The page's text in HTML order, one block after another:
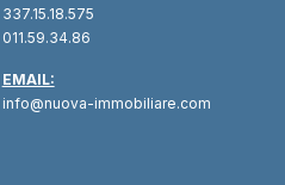
337.15.18.575
011.59.34.86
EMAIL:
info@nuova-immobiliare.com